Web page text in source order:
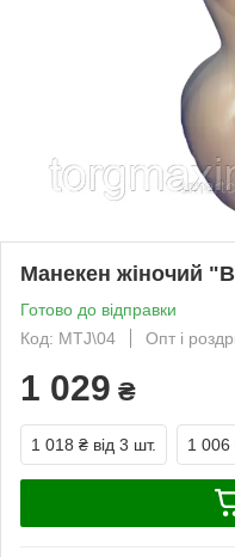
Манекен жіночий
Готово до відправки
Код: MTJ\04
Опт і
1 029 ₴
1 018 ₴ від 3 шт. 1 006